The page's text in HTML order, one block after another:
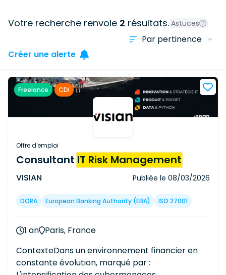
Votre recherche renvoie 2 résultats. Astuces
Créer une alerte
Freelance CDI
Offre d'emploi
Consultant IT Risk Management
VISIAN Publiée le 08/03/2026
DORA European Banking Authority (EBA) ISO 27001
1 an Paris, France
ContexteDans un environnement financier en
constante évolution, marqué par :